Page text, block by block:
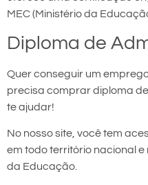
MEC (Ministério da
Diploma de
Quer conseguir um
precisa comprar diploma
te ajudar!
No nosso site, você tem
em todo território nacional
da Educação.